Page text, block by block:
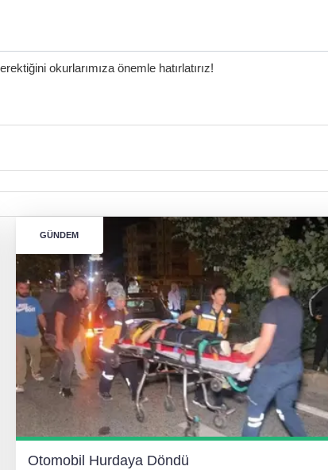
okurlarımıza önemle hatırlatırız!
GÜNDEM
Otomobil Hurdaya Döndü